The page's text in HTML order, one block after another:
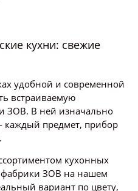
кухни: свежие
удобной и современной
встраиваемую
ЗОВ. В ней изначально
каждый предмет, прибор
кухонных
фабрики ЗОВ на нашем
вариант по цвету,